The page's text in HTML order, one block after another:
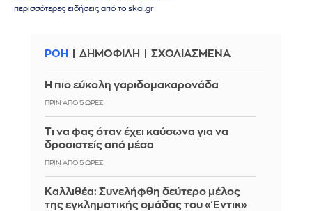
περισσότερες ειδήσεις από το skai.gr
ΡΟΗ ΔΗΜΟΦΙΛΗ ΣΧΟΛΙΑΣΜΕΝΑ
Η πιο εύκολη γαριδομακαρονάδα
ΠΡΙΝ ΑΠΌ 5 ΏΡΕΣ
Τι να φας όταν έχει καύσωνα για να
δροσιστείς από μέσα
ΠΡΙΝ ΑΠΌ 5 ΏΡΕΣ
Καλλιθέα: Συνελήφθη δεύτερο μέλος
της εγκληματικής ομάδας του «Έντικ»